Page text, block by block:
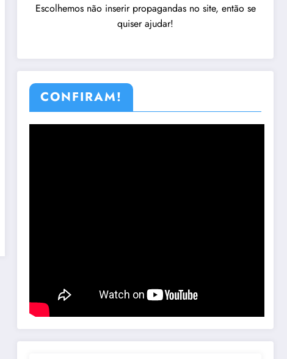
Escolhemos não inserir propagandas no site, então se
quiser ajudar!
CONFIRAM!